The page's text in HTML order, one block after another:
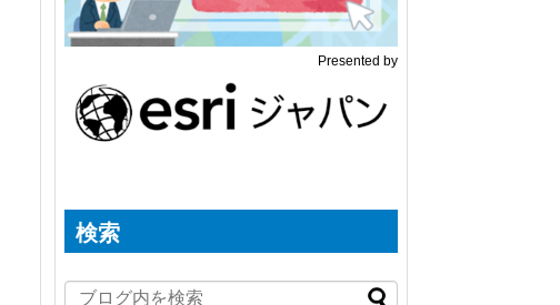
Presented by
検索